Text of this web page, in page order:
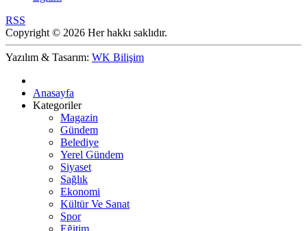
RSS
Copyright © 2026 Her hakkı saklıdır.
Yazılım & Tasarım: WK Bilişim
Anasayfa
Kategoriler
Magazin
Gündem
Belediye
Yerel Gündem
Siyaset
Sağlık
Ekonomi
Kültür Ve Sanat
Spor
Eğitim